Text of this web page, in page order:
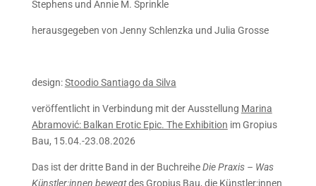
Stephens und Annie M. Sprinkle
herausgegeben von Jenny Schlenzka und Julia Grosse
design:Stoodio Santiago da Silva
veröffentlicht in Verbindung mit der Ausstellung Marina
Abramović: Balkan Erotic Epic. The Exhibition im Gropius
Bau, 15.04.-23.08.2026
Das ist der dritte Band in der BuchreiheDie Praxis – Was
Künstler:innen bewegtdes Gropius Bau, die Künstler:innen